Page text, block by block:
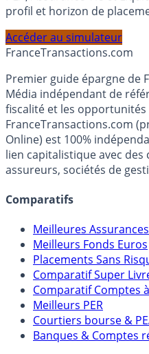
Calculez la répartition
PEA, Assurance Vie et
profil et horizon de
FranceTransactions.com
Premier guide épargne de
Média indépendant de
fiscalité et les
FranceTransactions.com
Online) est 100%
lien capitalistique avec des
assureurs, sociétés de
Comparatifs
Meilleures Assurances-
Meilleurs Fonds Euros
Placements Sans
Comparatif Super
Comparatif Comptes à
Meilleurs PER